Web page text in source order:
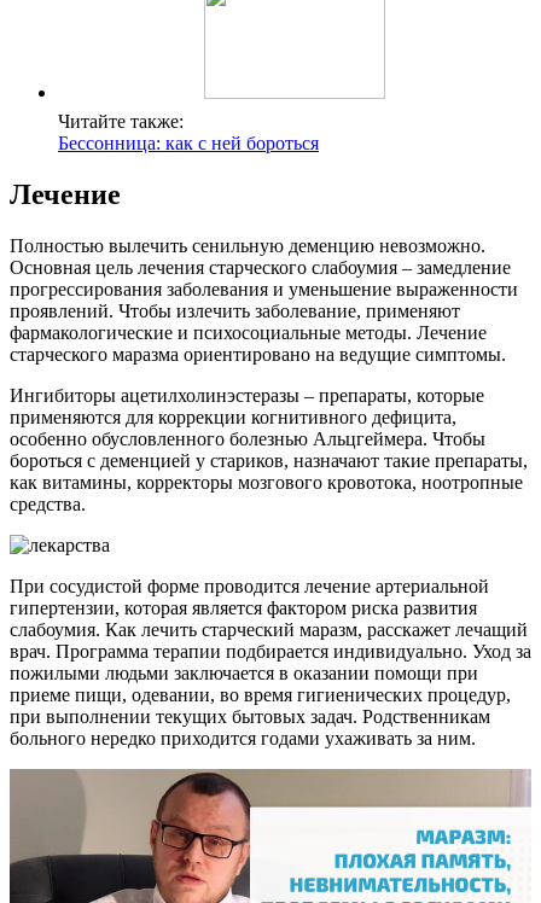
Читайте также:
Бессонница: как с ней бороться
Лечение
Полностью вылечить сенильную деменцию невозможно.
Основная цель лечения старческого слабоумия – замедление
прогрессирования заболевания и уменьшение выраженности
проявлений. Чтобы излечить заболевание, применяют
фармакологические и психосоциальные методы. Лечение
старческого маразма ориентировано на ведущие симптомы.
Ингибиторы ацетилхолинэстеразы – препараты, которые
применяются для коррекции когнитивного дефицита,
особенно обусловленного болезнью Альцгеймера. Чтобы
бороться с деменцией у стариков, назначают такие препараты,
как витамины, корректоры мозгового кровотока, ноотропные
средства.
При сосудистой форме проводится лечение артериальной
гипертензии, которая является фактором риска развития
слабоумия. Как лечить старческий маразм, расскажет лечащий
врач. Программа терапии подбирается индивидуально. Уход за
пожилыми людьми заключается в оказании помощи при
приеме пищи, одевании, во время гигиенических процедур,
при выполнении текущих бытовых задач. Родственникам
больного нередко приходится годами ухаживать за ним.